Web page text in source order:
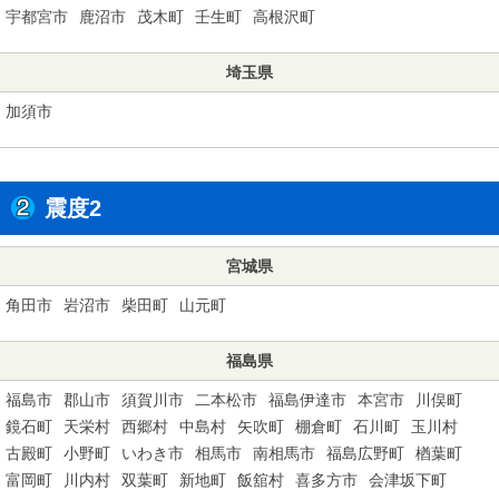
宇都宮市 鹿沼市 茂木町 壬生町 高根沢町
埼玉県
加須市
震度2
宮城県
角田市 岩沼市 柴田町 山元町
福島県
福島市 郡山市 須賀川市 二本松市 福島伊達市 本宮市
川俣町
鏡石町
天栄村 西郷村 中島村 矢吹町 棚倉町 石川町
玉川村
古殿町
小野町 いわき市 相馬市 南相馬市 福島広野町
楢葉町
富岡町
川内村 双葉町 新地町 飯舘村 喜多方市
会津坂下町